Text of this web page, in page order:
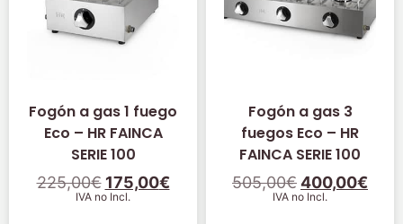
Fogón a gas 1 fuego
Eco – HR FAINCA
SERIE 100
225,00€ 175,00€
IVA no Incl.
Fogón a gas 3
fuegos Eco – HR
FAINCA SERIE 100
505,00€400,00€
IVA no Incl.